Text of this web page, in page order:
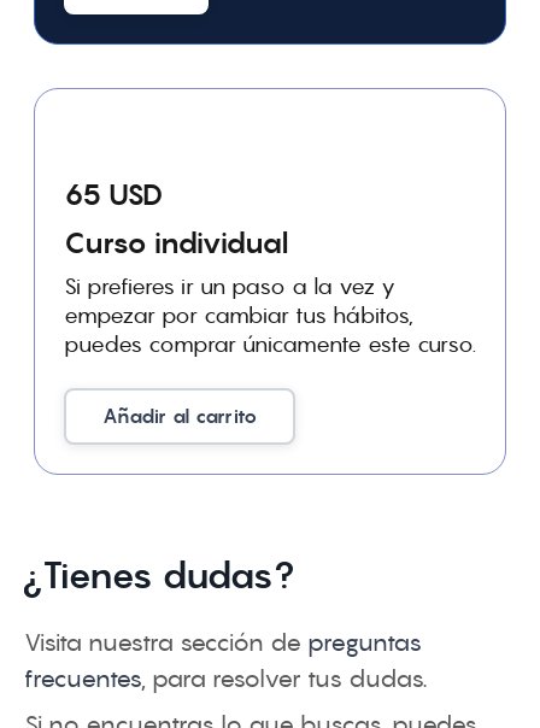
65 USD
Curso individual
Si prefieres ir un paso a la vez y
empezar por cambiar tus hábitos,
puedes comprar únicamente este curso.
Añadir al carrito
¿Tienes dudas?
Visita nuestra sección de preguntas
frecuentes, para resolver tus dudas.